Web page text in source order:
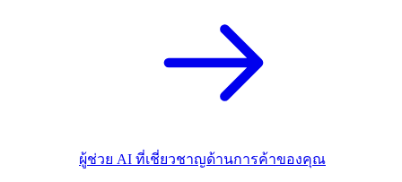
ผู้ช่วย AI ที่เชี่ยวชาญด้านการค้าของคุณ